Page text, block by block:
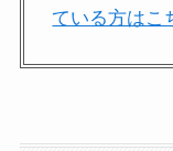
ている方はこ